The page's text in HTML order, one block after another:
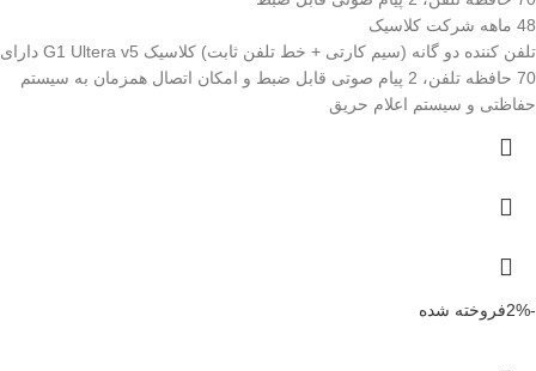
48 ماهه شرکت کلاسیک
تلفن کننده دو گانه (سیم کارتی + خط تلفن ثابت) کلاسیک G1 Ultera v5 دارای
70 حافظه تلفن، 2 پیام صوتی قابل ضبط و امکان اتصال همزمان به سیستم
حفاظتی و سیستم اعلام حریق
-2% فروخته شده